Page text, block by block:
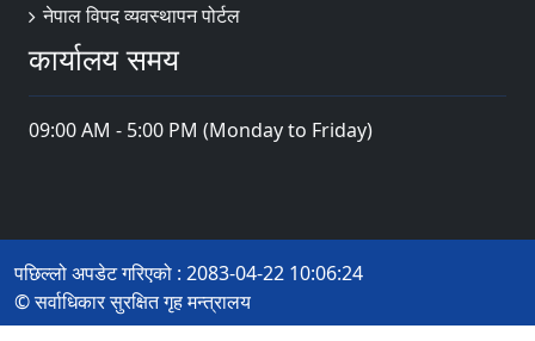
नेपाल विपद व्यवस्थापन पोर्टल
कार्यालय समय
09:00 AM - 5:00 PM (Monday to Friday)
पछिल्लो अपडेट गरिएको : 2083-04-22 10:06:24
© सर्वाधिकार सुरक्षित गृह मन्त्रालय